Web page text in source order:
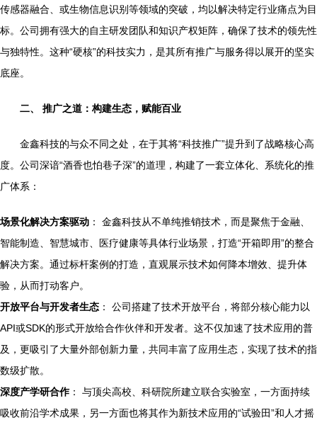
传感器融合、或生物信息识别等领域的突破，均以解决特定行业痛点为目
标。公司拥有强大的自主研发团队和知识产权矩阵，确保了技术的领先性
与独特性。这种“硬核”的科技实力，是其所有推广与服务得以展开的坚实
底座。
二、 推广之道：构建生态，赋能百业
金鑫科技的与众不同之处，在于其将“科技推广”提升到了战略核心高
度。公司深谙“酒香也怕巷子深”的道理，构建了一套立体化、系统化的推
广体系：
场景化解决方案驱动 ： 金鑫科技从不单纯推销技术，而是聚焦于金融、
智能制造、智慧城市、医疗健康等具体行业场景，打造“开箱即用”的整合
解决方案。通过标杆案例的打造，直观展示技术如何降本增效、提升体
验，从而打动客户。
开放平台与开发者生态 ： 公司搭建了技术开放平台，将部分核心能力以
API或SDK的形式开放给合作伙伴和开发者。这不仅加速了技术应用的普
及，更吸引了大量外部创新力量，共同丰富了应用生态，实现了技术的指
数级扩散。
深度产学研合作： 与顶尖高校、科研院所建立联合实验室，一方面持续
吸收前沿学术成果，另一方面也将其作为新技术应用的“试验田”和人才摇